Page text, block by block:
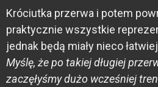
Króciutka przerwa i potem
praktycznie wszystkie
jednak będą miały nieco
Myślę, że po takiej długiej
zaczęłyśmy dużo wcześniej